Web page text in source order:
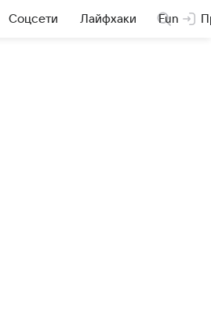
Соцсети Лайфхаки Fun